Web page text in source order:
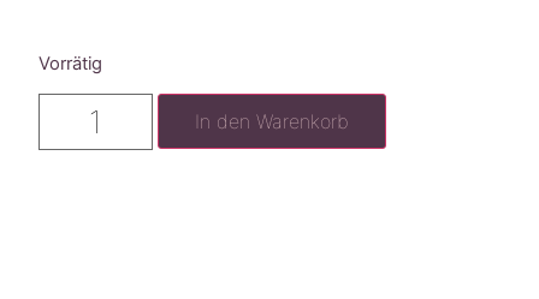
Vorrätig
In den Warenkorb